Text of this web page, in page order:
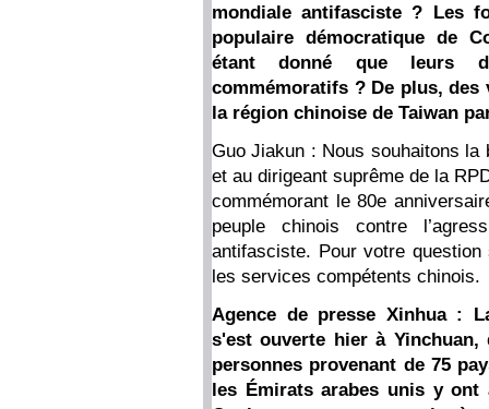
mondiale antifasciste ? Les
populaire démocratique de
étant donné que leurs
commémoratifs ? De plus,
la région chinoise de Taiwan
Guo Jiakun : Nous souhaitons la
et au dirigeant suprême de la
commémorant le 80e
peuple chinois contre
antifasciste. Pour votre
les services compétents chinois.
Agence de presse Xinhua :
s'est ouverte hier à
personnes provenant de 75
les Émirats arabes unis y ont